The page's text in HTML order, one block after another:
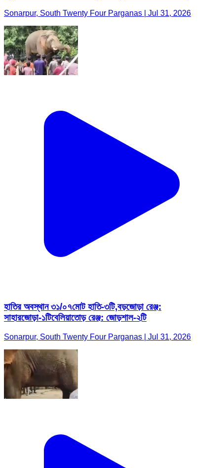
Sonarpur, South Twenty Four Parganas | Jul 31, 2026
হাতির অবস্থান ৩১/০৭মোট হাতি-৩টি,বড়জোড়া রেঞ্জ:
সাহারজোড়া-১টিবেলিয়াতোড় রেঞ্জ: জোড়শাল-২টি
Sonarpur, South Twenty Four Parganas | Jul 31, 2026